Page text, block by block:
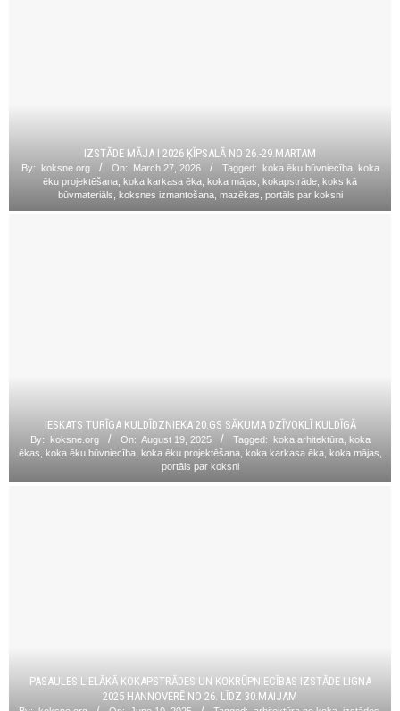
IZSTĀDE MĀJA I 2026 ĶĪPSALĀ NO 26.-29.MARTAM
By: koksne.org On: March 27, 2026 Tagged: koka ēku būvniecība
koka
ēku projektēšana koka karkasa ēka koka mājas kokapstrāde koks kā
būvmateriāls koksnes izmantošana, mazēkas portāls par koksni
IESKATS TURĪGA KULDĪDZNIEKA 20.GS SĀKUMA DZĪVOKLĪ KULDĪGĀ
By: koksne.org On: August 19, 2025 Tagged: koka arhitektūra
koka
ēkas koka ēku būvniecība, koka ēku projektēšana, koka karkasa ēka, koka mājas
portāls par koksni
PASAULES LIELĀKĀ KOKAPSTRĀDES UN KOKRŪPNIECĪBAS IZSTĀDE LIGNA
2025 HANNOVERĒ NO 26. LĪDZ 30.MAIJAM